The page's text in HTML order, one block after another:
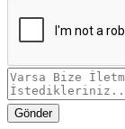
Gönder